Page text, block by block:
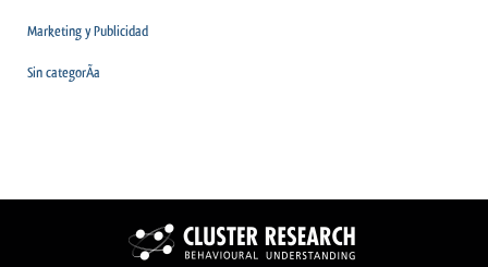
Marketing y Publicidad
Sin categorÃ­a